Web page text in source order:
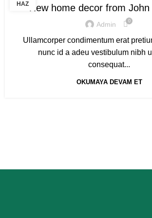
HAZ New home decor from
Admin 0
Ullamcorper condimentum erat
nunc id a adeu vestibulum nibh
consequat...
OKUMAYA DEVAM ET